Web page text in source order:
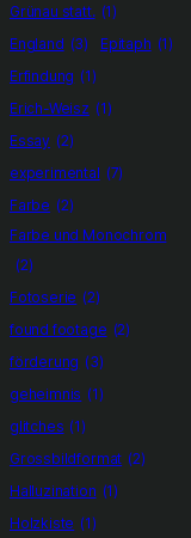
Grünau statt. (1)
England (3) Epitaph (1)
Erfindung (1)
Erich-Weisz (1)
Essay (2)
experimental (7)
Farbe (2)
Farbe und Monochrom
(2)
Fotoserie (2)
found footage (2)
förderung (3)
geheimnis (1)
glitches (1)
Grossbildformat (2)
Halluzination (1)
Holzkiste (1)